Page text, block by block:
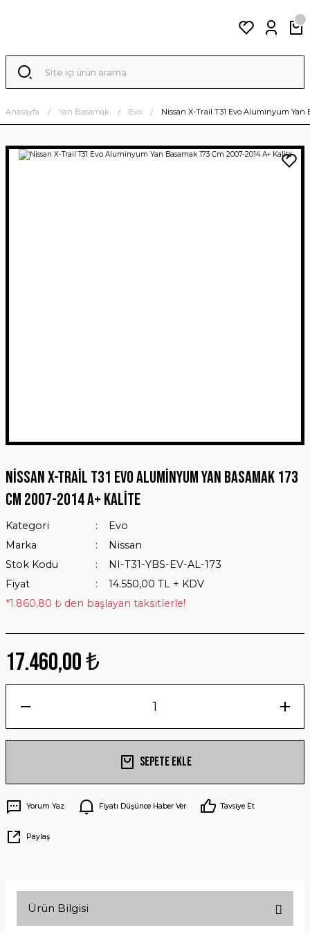
Anasayfa Yan Basamak Evo Nissan X-Trail T31 Evo Aluminyum Yan
Nissan X-Trail T31 Evo Aluminyum Yan Basamak 173
Cm 2007-2014 A+ Kalite
Kategori
Evo
Marka
Nissan
Stok Kodu
NI-T31-YBS-EV-AL-173
Fiyat
14.550,00 TL + KDV
*1.860,80 ₺ den başlayan taksitlerle!
17.460,00 ₺
Sepete Ekle
Yorum Yaz Fiyatı Düşünce Haber Ver Tavsiye Et
Paylaş
Ürün Bilgisi